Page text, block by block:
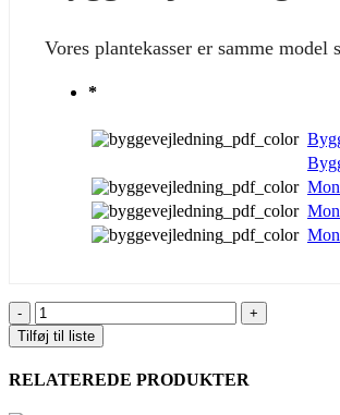
Vores plantekasser er samme
*
Husmands-
plantekasse
styk
Tilføj til liste
RELATEREDE PRODUKTER